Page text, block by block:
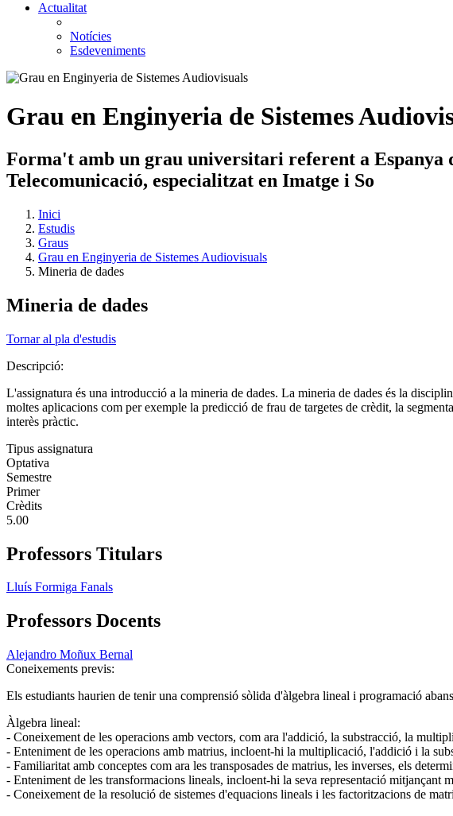
Actualitat
Notícies
Esdeveniments
Grau en Enginyeria de Sistemes
Forma't amb un grau universitari referent a Espanya
Telecomunicació, especialitzat en Imatge i So
Inici
Estudis
Graus
Grau en Enginyeria de Sistemes Audiovisuals
Mineria de dades
Mineria de dades
Tornar al pla d'estudis
Descripció:
L'assignatura és una introducció a la mineria de dades. La mineria de dades és la
moltes aplicacions com per exemple la predicció de frau de targetes de crèdit, la
interès pràctic.
Tipus assignatura
Optativa
Semestre
Primer
Crèdits
5.00
Professors Titulars
Lluís Formiga Fanals
Professors Docents
Alejandro Moñux Bernal
Coneixements previs:
Els estudiants haurien de tenir una comprensió sòlida d'àlgebra lineal i programació
Àlgebra lineal:
- Coneixement de les operacions amb vectors, com ara l'addició, la substracció, la
- Enteniment de les operacions amb matrius, incloent-hi la multiplicació, l'addició i la
- Familiaritat amb conceptes com ara les transposades de matrius, les inverses, els
- Enteniment de les transformacions lineals, incloent-hi la seva representació mitjançant
- Coneixement de la resolució de sistemes d'equacions lineals i les factoritzacions de